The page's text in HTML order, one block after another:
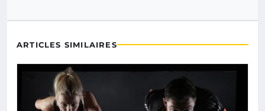
ARTICLES SIMILAIRES